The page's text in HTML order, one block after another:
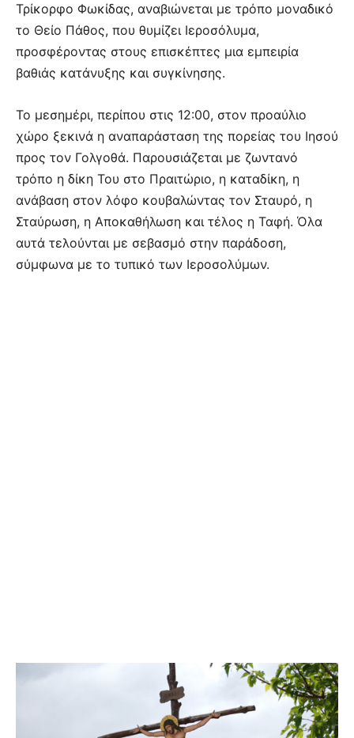
Τρίκορφο Φωκίδας, αναβιώνεται με τρόπο μοναδικό
το Θείο Πάθος, που θυμίζει Ιεροσόλυμα,
προσφέροντας στους επισκέπτες μια εμπειρία
βαθιάς κατάνυξης και συγκίνησης.
Το μεσημέρι, περίπου στις 12:00, στον προαύλιο
χώρο ξεκινά η αναπαράσταση της πορείας του Ιησού
προς τον Γολγοθά. Παρουσιάζεται με ζωντανό
τρόπο η δίκη Του στο Πραιτώριο, η καταδίκη, η
ανάβαση στον λόφο κουβαλώντας τον Σταυρό, η
Σταύρωση, η Αποκαθήλωση και τέλος η Ταφή. Όλα
αυτά τελούνται με σεβασμό στην παράδοση,
σύμφωνα με το τυπικό των Ιεροσολύμων.